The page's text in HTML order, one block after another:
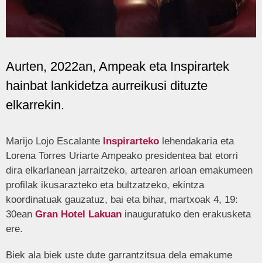
Aurten, 2022an, Ampeak eta Inspirartek
hainbat lankidetza aurreikusi dituzte
elkarrekin.
Marijo Lojo Escalante Inspirarteko lehendakaria eta
Lorena Torres Uriarte Ampeako presidentea bat etorri
dira elkarlanean jarraitzeko, artearen arloan emakumeen
profilak ikusarazteko eta bultzatzeko, ekintza
koordinatuak gauzatuz, bai eta bihar, martxoak 4, 19:
30ean Gran Hotel Lakuan inauguratuko den erakusketa
ere.
Biek ala biek uste dute garrantzitsua dela emakume